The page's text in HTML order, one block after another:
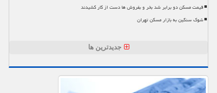
قیمت مسکن دو برابر شد بخر و بفروش ها دست از کار کشیدند
شوک سنگین به بازار مسکن تهران
جدیدترین ها